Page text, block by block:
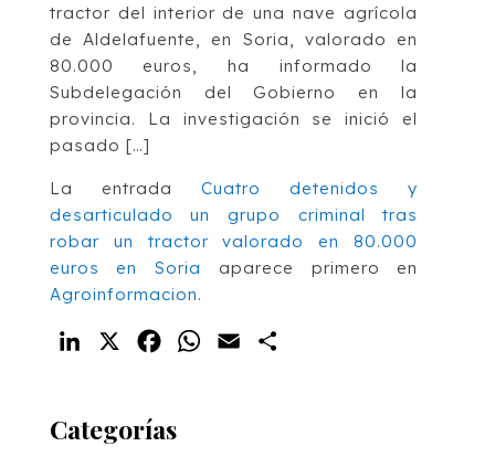
tractor del interior de una nave agrícola
de Aldelafuente, en Soria, valorado en
80.000 euros, ha informado la
Subdelegación del Gobierno en la
provincia. La investigación se inició el
pasado […]
La entrada Cuatro detenidos y
desarticulado un grupo criminal tras
robar un tractor valorado en 80.000
euros en Soria
aparece primero en
Agroinformacion.
LinkedIn FacebookWhatsApp
Email
Categorías